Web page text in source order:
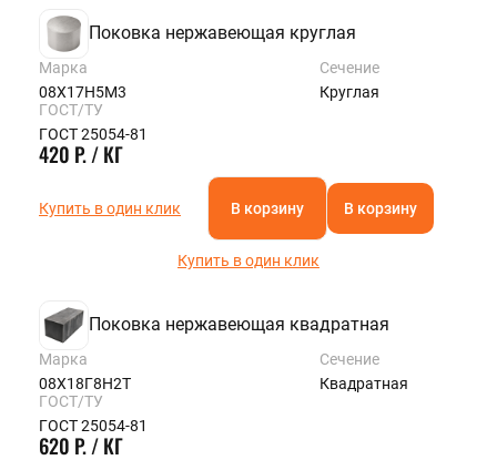
Поковка нержавеющая круглая
Марка
08Х17Н5М3
Сечение
Круглая
ГОСТ/ТУ
ГОСТ 25054-81
420 Р. / КГ
Купить в один клик В корзину В корзину
Купить в один клик
Поковка нержавеющая квадратная
Марка
08Х18Г8Н2Т
Сечение
Квадратная
ГОСТ/ТУ
ГОСТ 25054-81
620 Р. / КГ